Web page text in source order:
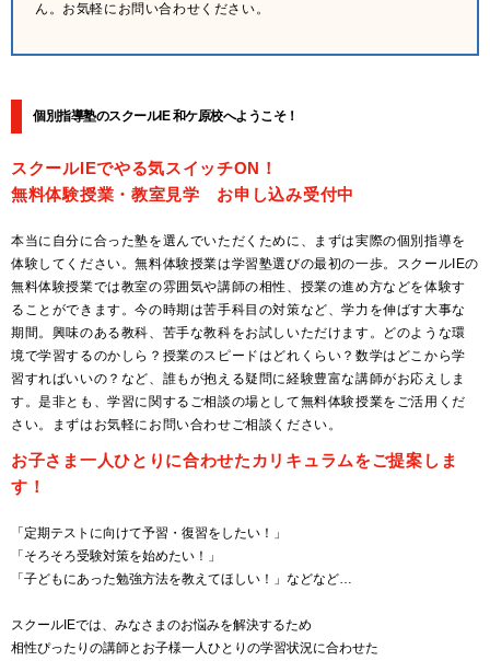
ん。お気軽にお問い合わせください。
個別指導塾のスクールIE 和ケ原校へようこそ！
スクールIEでやる気スイッチON！
無料体験授業・教室見学 お申し込み受付中
本当に自分に合った塾を選んでいただくために、まずは実際の個別指導を
体験してください。無料体験授業は学習塾選びの最初の一歩。スクールIEの
無料体験授業では教室の雰囲気や講師の相性、授業の進め方などを体験す
ることができます。今の時期は苦手科目の対策など、学力を伸ばす大事な
期間。興味のある教科、苦手な教科をお試しいただけます。どのような環
境で学習するのかしら？授業のスピードはどれくらい？数学はどこから学
習すればいいの？など、誰もが抱える疑問に経験豊富な講師がお応えしま
す。是非とも、学習に関するご相談の場として無料体験授業をご活用くだ
さい。まずはお気軽にお問い合わせご相談ください。
お子さま一人ひとりに合わせたカリキュラムをご提案しま
す！
「定期テストに向けて予習・復習をしたい！」
「そろそろ受験対策を始めたい！」
「子どもにあった勉強方法を教えてほしい！」などなど…
スクールIEでは、みなさまのお悩みを解決するため
相性ぴったりの講師とお子様一人ひとりの学習状況に合わせた